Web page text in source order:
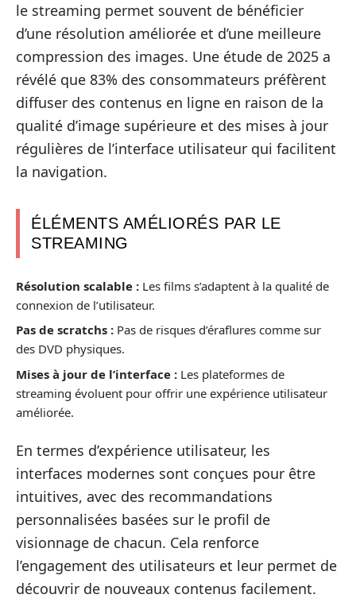
le streaming permet souvent de bénéficier
d’une résolution améliorée et d’une meilleure
compression des images. Une étude de 2025 a
révélé que 83% des consommateurs préfèrent
diffuser des contenus en ligne en raison de la
qualité d’image supérieure et des mises à jour
régulières de l’interface utilisateur qui facilitent
la navigation.
ÉLÉMENTS AMÉLIORÉS PAR LE
STREAMING
Résolution scalable : Les films s’adaptent à la qualité de
connexion de l’utilisateur.
Pas de scratchs : Pas de risques d’éraflures comme sur
des DVD physiques.
Mises à jour de l’interface : Les plateformes de
streaming évoluent pour offrir une expérience utilisateur
améliorée.
En termes d’expérience utilisateur, les
interfaces modernes sont conçues pour être
intuitives, avec des recommandations
personnalisées basées sur le profil de
visionnage de chacun. Cela renforce
l’engagement des utilisateurs et leur permet de
découvrir de nouveaux contenus facilement.